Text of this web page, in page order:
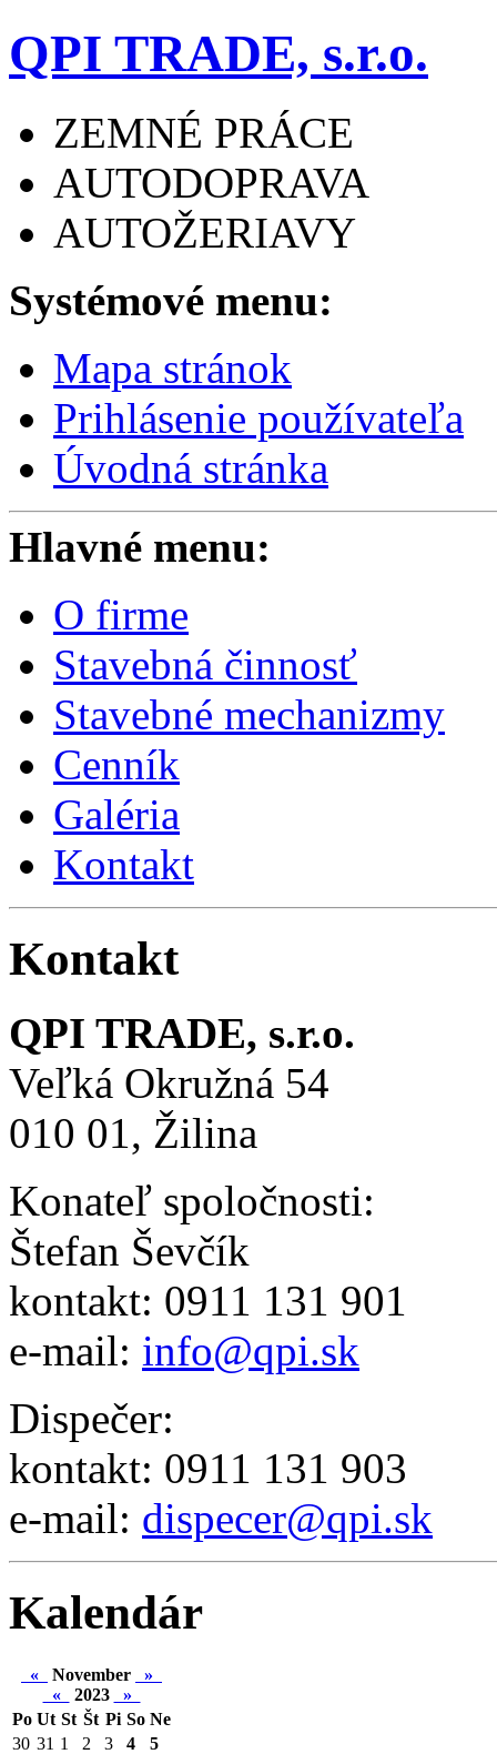
QPI TRADE, s.r.o.
ZEMNÉ PRÁCE
AUTODOPRAVA
AUTOŽERIAVY
Systémové menu:
Mapa stránok
Prihlásenie používateľa
Úvodná stránka
Hlavné menu:
O firme
Stavebná činnosť
Stavebné mechanizmy
Cenník
Galéria
Kontakt
Kontakt
QPI TRADE, s.r.o.
Veľká Okružná 54
010 01, Žilina
Konateľ spoločnosti:
Štefan Ševčík
kontakt: 0911 131 901
e-mail: info@qpi.sk
Dispečer:
kontakt: 0911 131 903
e-mail: dispecer@qpi.sk
Kalendár
« November
»
«
2023
»
Po Ut St Št Pi So Ne
30 31 1 2 3 4
5